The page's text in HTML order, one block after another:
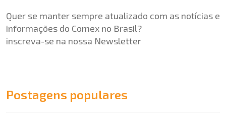
Quer se manter sempre atualizado com as notícias e
informações do Comex no Brasil?
inscreva-se na nossa Newsletter
Postagens populares